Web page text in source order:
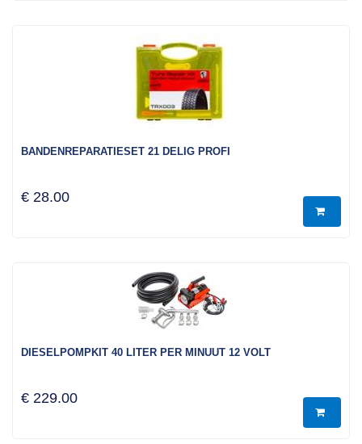
BANDENREPARATIESET 21 DELIG PROFI
€ 28.00
DIESELPOMPKIT 40 LITER PER MINUUT 12 VOLT
€ 229.00